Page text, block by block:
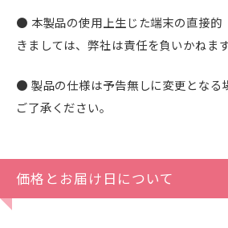
● 本製品の使用上生じた端末の直接的
きましては、弊社は責任を負いかねます
● 製品の仕様は予告無しに変更となる
ご了承ください。
価格とお届け日について